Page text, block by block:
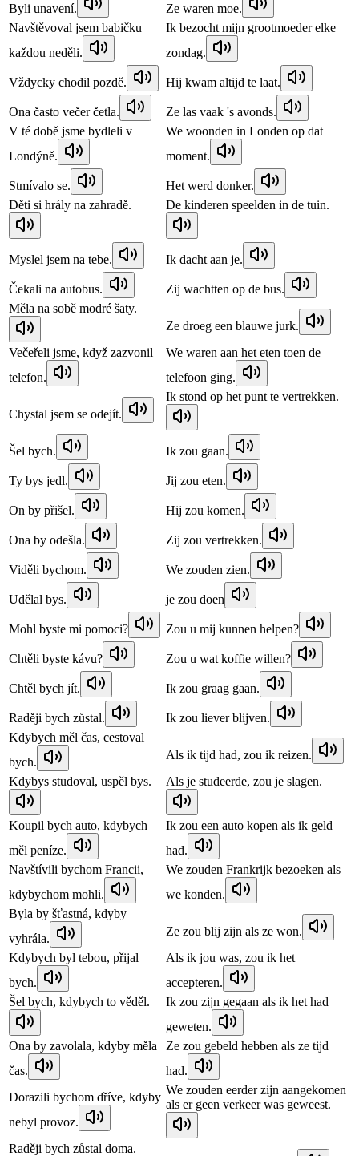
Byli unavení.
Ze waren moe.
Navštěvoval jsem babičku
každou neděli.
Ik bezocht mijn grootmoeder elke
zondag.
Vždycky chodil pozdě. Hij kwam altijd te laat.
Ona často večer četla.
Ze las vaak 's avonds.
V té době jsme bydleli v
Londýně.
We woonden in Londen op dat
moment.
Stmívalo se.
Het werd donker.
Děti si hrály na zahradě.
De kinderen speelden in de tuin.
Myslel jsem na tebe. Ik dacht aan je.
Čekali na autobus.
Zij wachtten op de bus.
Měla na sobě modré šaty.
Ze droeg een blauwe jurk.
Večeřeli jsme, když zazvonil
telefon.
We waren aan het eten toen de
telefoon ging.
Chystal jsem se odejít.
Ik stond op het punt te vertrekken.
Šel bych. Ik zou gaan.
Ty bys jedl. Jij zou eten.
On by přišel. Hij zou komen.
Ona by odešla. Zij zou vertrekken.
Viděli bychom. We zouden zien.
Udělal bys. je zou doen
Mohl byste mi pomoci? Zou u mij kunnen helpen?
Chtěli byste kávu? Zou u wat koffie willen?
Chtěl bych jít. Ik zou graag gaan.
Raději bych zůstal.
Ik zou liever blijven.
Kdybych měl čas, cestoval
bych.
Als ik tijd had, zou ik reizen.
Kdybys studoval, uspěl bys.
Als je studeerde, zou je slagen.
Koupil bych auto, kdybych
měl peníze.
Ik zou een auto kopen als ik geld
had.
Navštívili bychom Francii,
kdybychom mohli.
We zouden Frankrijk bezoeken als
we konden.
Byla by šťastná, kdyby
vyhrála.
Ze zou blij zijn als ze won.
Kdybych byl tebou, přijal
bych.
Als ik jou was, zou ik het
accepteren.
Šel bych, kdybych to věděl.
Ik zou zijn gegaan als ik het had
geweten.
Ona by zavolala, kdyby měla
čas.
Ze zou gebeld hebben als ze tijd
had.
Dorazili bychom dříve, kdyby
nebyl provoz.
We zouden eerder zijn aangekomen
als er geen verkeer was geweest.
Raději bych zůstal doma.